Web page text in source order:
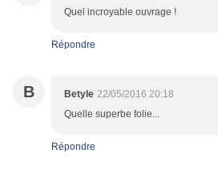
Quel incroyable ouvrage !
Répondre
B Betyle 22/05/2016 20:18
Quelle superbe folie...
Répondre